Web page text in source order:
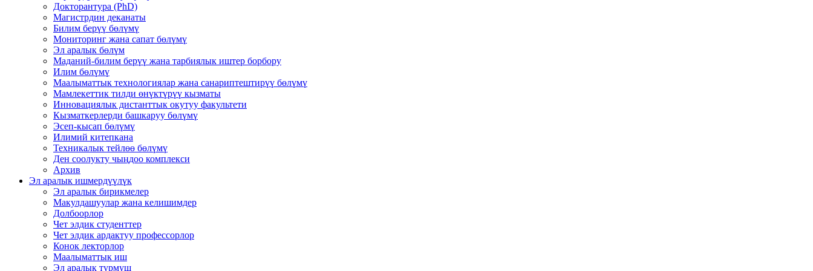
Докторантура (PhD)
Магистрдин деканаты
Билим берүү бөлүмү
Мониторинг жана сапат бөлүмү
Эл аралык бөлүм
Маданий-билим берүү жана тарбиялык иштер борбору
Илим бөлүмү
Маалыматтык технологиялар жана санариптештирүү бөлүмү
Мамлекеттик тилди өнүктүрүү кызматы
Инновациялык дистанттык окутуу факультети
Кызматкерлерди башкаруу бөлүмү
Эсеп-кысап бөлүмү
Илимий китепкана
Техникалык тейлөө бөлүмү
Ден соолукту чыңдоо комплекси
Архив
Эл аралык ишмердүүлүк
Эл аралык бирикмелер
Макулдашуулар жана келишимдер
Долбоорлор
Чет элдик студенттер
Чет элдик ардактуу профессорлор
Конок лекторлор
Маалыматтык иш
Эл аралык турмуш